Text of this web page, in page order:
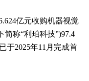
亿元收购机器视觉
称“利珀科技”)97.4
于2025年11月完成首